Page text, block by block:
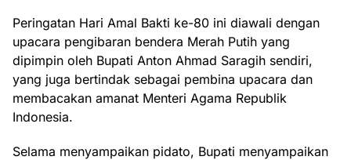
Peringatan Hari Amal Bakti ke-80 ini diawali dengan
upacara pengibaran bendera Merah Putih yang
dipimpin oleh Bupati Anton Ahmad Saragih sendiri,
yang juga bertindak sebagai pembina upacara dan
membacakan amanat Menteri Agama Republik
Indonesia.
Selama menyampaikan pidato, Bupati menyampaikan